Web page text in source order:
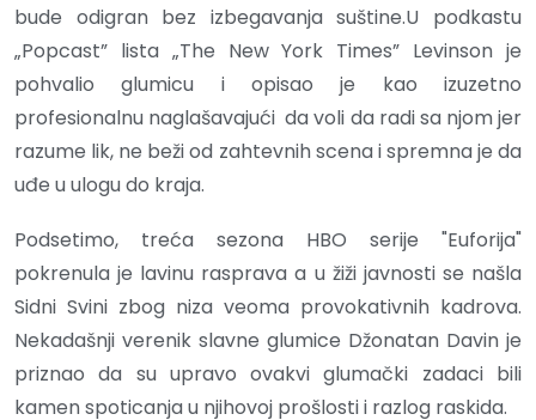
bude odigran bez izbegavanja suštine.U podkastu
„Popcast” lista „The New York Times” Levinson je
pohvalio glumicu i opisao je kao izuzetno
profesionalnu naglašavajući da voli da radi sa njom jer
razume lik, ne beži od zahtevnih scena i spremna je da
uđe u ulogu do kraja.
Podsetimo, treća sezona HBO serije "Euforija"
pokrenula je lavinu rasprava a u žiži javnosti se našla
Sidni Svini zbog niza veoma provokativnih kadrova.
Nekadašnji verenik slavne glumice Džonatan Davin je
priznao da su upravo ovakvi glumački zadaci bili
kamen spoticanja u njihovoj prošlosti i razlog raskida.